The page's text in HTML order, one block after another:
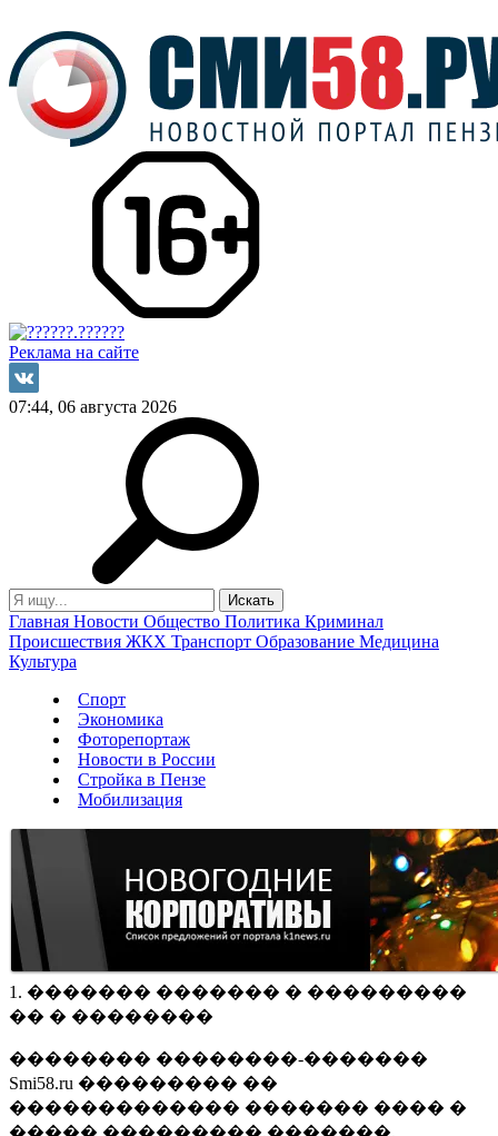
Реклама на сайте
07:44, 06 августа 2026
Главная Новости Общество Политика Криминал
Происшествия ЖКХ Транспорт Образование Медицина
Культура
Спорт
Экономика
Фоторепортаж
Новости в России
Стройка в Пензе
Мобилизация
1. ������� ������� � ���������
�� � ��������
�������� ��������-�������
Smi58.ru ��������� ��
������������� ������� ���� �
����� ���������,�������,